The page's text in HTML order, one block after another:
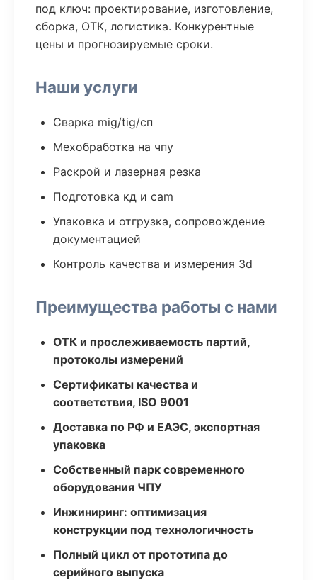
под ключ: проектирование, изготовление,
сборка, ОТК, логистика. Конкурентные
цены и прогнозируемые сроки.
Наши услуги
Сварка mig/tig/сп
Мехобработка на чпу
Раскрой и лазерная резка
Подготовка кд и cam
Упаковка и отгрузка, сопровождение
документацией
Контроль качества и измерения 3d
Преимущества работы с нами
ОТК и прослеживаемость партий,
протоколы измерений
Сертификаты качества и
соответствия, ISO 9001
Доставка по РФ и ЕАЭС, экспортная
упаковка
Собственный парк современного
оборудования ЧПУ
Инжиниринг: оптимизация
конструкции под технологичность
Полный цикл от прототипа до
серийного выпуска